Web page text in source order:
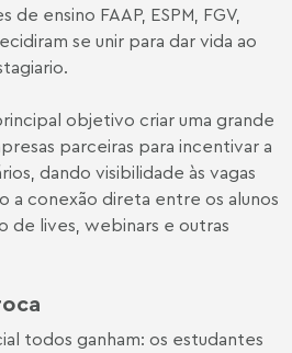
de ensino FAAP, ESPM, FGV,
se unir para dar vida ao
objetivo criar uma grande
parceiras para incentivar a
dando visibilidade às vagas
a conexão direta entre os alunos
de lives, webinars e outras
todos ganham: os estudantes